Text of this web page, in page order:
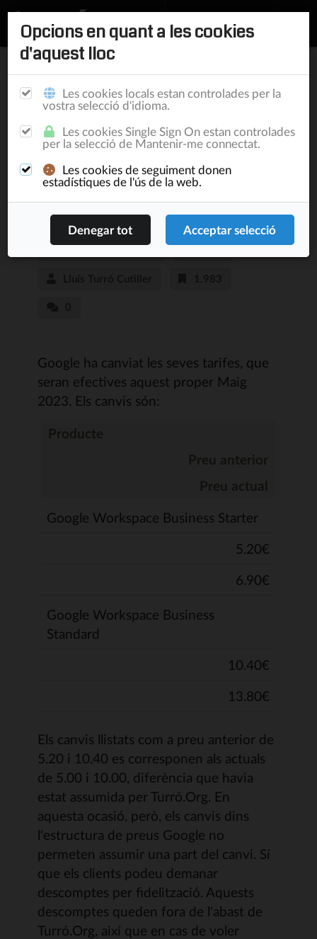
Inici / Publicacions
Canvi a les tarifes de
Google Workspace
efectiu a partir del
proper Maig 2023
Google ha canviat les seves tarifes, que
seran efectives aquest proper Maig
2023. Els canvis són:
Producte
Preu anterior
Preu actual
Google Workspace Business Starter
5.20€
6.90€
Google Workspace Business
Standard
10.40€
13.80€
Els canvis llistats com a preu anterior de
5.20 i 10.40 es corresponen als actuals
de 5.00 i 10.00, diferència que havia
estat assumida per Turró.Org. En
aquesta ocasió, però, els canvis dins
l'estructura de preus Google no
permeten assumir una part del canvi. Sí
que els clients podeu demanar
descomptes per fidelització. Aquests
descomptes queden fora de l'abast de
Turró.Org, així que en cas de voler
Opcions en quant a les cookies
d'aquest lloc
Les cookies locals estan controlades per la
vostra selecció d'idioma.
Les cookies Single Sign On estan controlades
per la selecció de Mantenir-me connectat.
Les cookies de seguiment donen
estadístiques de l'ús de la web.